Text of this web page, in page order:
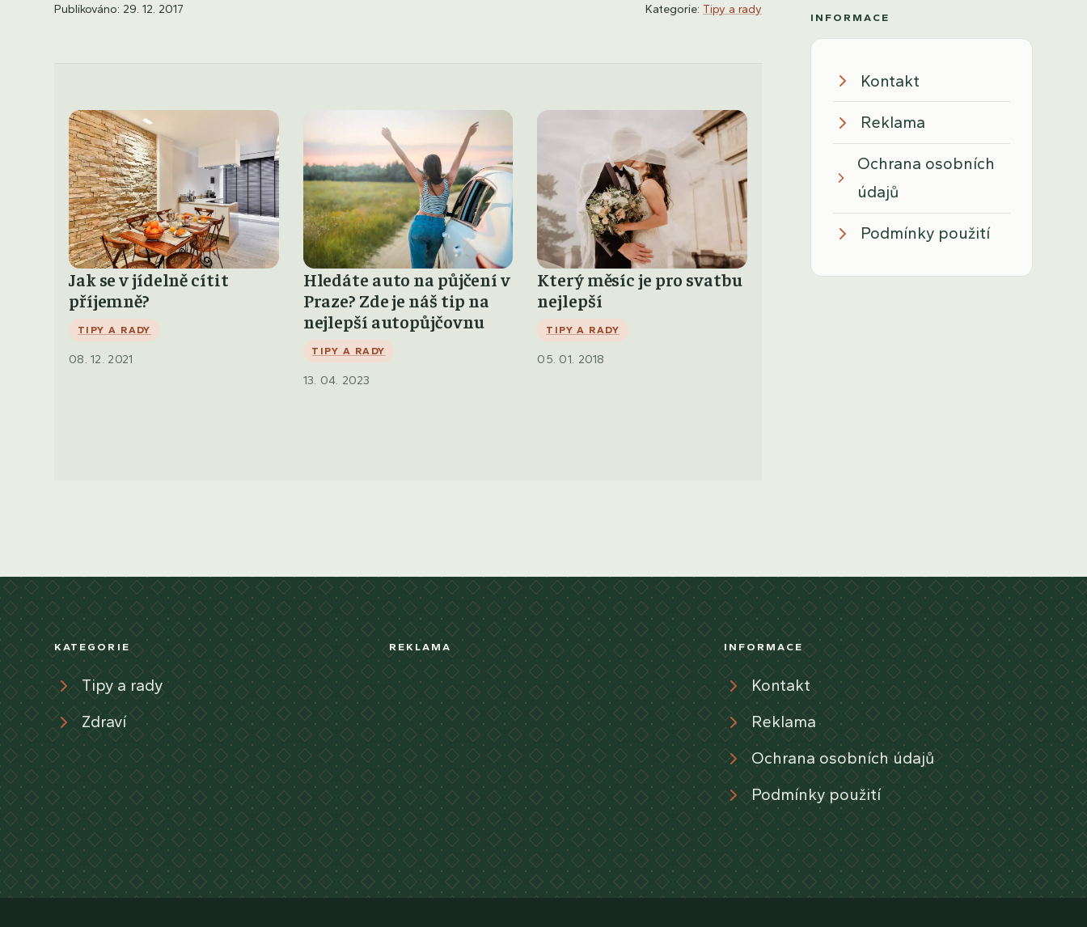
Publikováno: 29. 12. 2017 Kategorie: Tipy a rady
Jak se v jídelně cítit
příjemně?
TIPY A RADY
08. 12. 2021
Hledáte auto na půjčení v
Praze? Zde je náš tip na
nejlepší autopůjčovnu
TIPY A RADY
13. 04. 2023
Který měsíc je pro svatbu
nejlepší
TIPY A RADY
05. 01. 2018
INFORMACE
Kontakt
Reklama
Ochrana osobních
údajů
Podmínky použití
KATEGORIE
Tipy a rady
Zdraví
REKLAMA INFORMACE
Kontakt
Reklama
Ochrana osobních údajů
Podmínky použití